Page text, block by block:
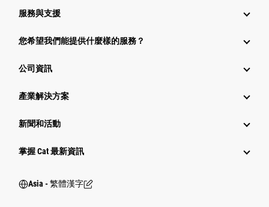
服務與支援
您希望我們能提供什麼樣的服務？
公司資訊
產業解決方案
新聞和活動
掌握 Cat 最新資訊
Asia - 繁體漢字